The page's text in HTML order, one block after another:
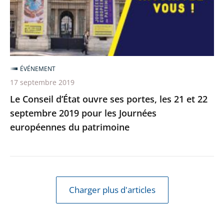
les
21
et
22
septembre
2019
pour
les
Journées
Le Conseil d’État ouvre ses portes, les 21 et 22
septembre 2019 pour les Journées
européennes du patrimoine
ÉVÉNEMENT
17 septembre 2019
Charger plus d'articles